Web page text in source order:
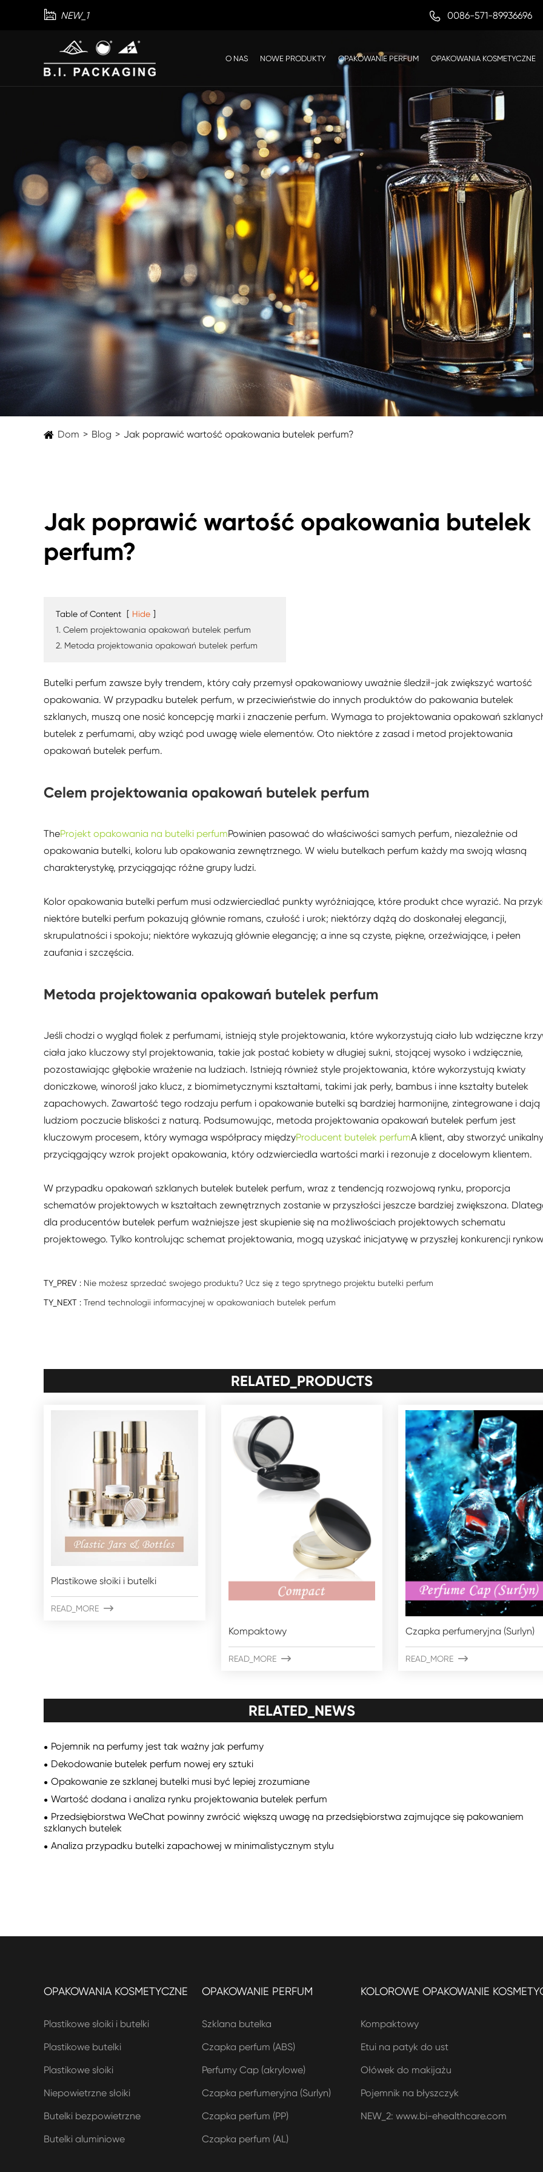
 NEW_1  0086-571-89936696
O NAS NOWE PRODUKTY OPAKOWANIE PERFUM OPAKOWANIA KOSMETYCZNE
Dom Blog Jak poprawić wartość opakowania butelek perfum?
Jak poprawić wartość opakowania butelek
perfum?
Table of Content [ Hide ]
1. Celem projektowania opakowań butelek perfum
2. Metoda projektowania opakowań butelek perfum
Butelki perfum zawsze były trendem, który cały przemysł opakowaniowy uważnie śledził-jak zwiększyć wartość
opakowania. W przypadku butelek perfum, w przeciwieństwie do innych produktów do pakowania butelek
szklanych, muszą one nosić koncepcję marki i znaczenie perfum. Wymaga to projektowania opakowań
butelek z perfumami, aby wziąć pod uwagę wiele elementów. Oto niektóre z zasad i metod projektowania
opakowań butelek perfum.
Celem projektowania opakowań butelek perfum
TheProjekt opakowania na butelki perfumPowinien pasować do właściwości samych perfum, niezależnie od
opakowania butelki, koloru lub opakowania zewnętrznego. W wielu butelkach perfum każdy ma swoją własną
charakterystykę, przyciągając różne grupy ludzi.
Kolor opakowania butelki perfum musi odzwierciedlać punkty wyróżniające, które produkt chce wyrazić. Na
niektóre butelki perfum pokazują głównie romans, czułość i urok; niektórzy dążą do doskonałej elegancji,
skrupulatności i spokoju; niektóre wykazują głównie elegancję; a inne są czyste, piękne, orzeźwiające, i pełen
zaufania i szczęścia.
Metoda projektowania opakowań butelek perfum
Jeśli chodzi o wygląd fiolek z perfumami, istnieją style projektowania, które wykorzystują ciało lub wdzięczne
ciała jako kluczowy styl projektowania, takie jak postać kobiety w długiej sukni, stojącej wysoko i wdzięcznie,
pozostawiając głębokie wrażenie na ludziach. Istnieją również style projektowania, które wykorzystują kwiaty
doniczkowe, winorośl jako klucz, z biomimetycznymi kształtami, takimi jak perły, bambus i inne kształty butelek
zapachowych. Zawartość tego rodzaju perfum i opakowanie butelki są bardziej harmonijne, zintegrowane i dają
ludziom poczucie bliskości z naturą. Podsumowując, metoda projektowania opakowań butelek perfum jest
kluczowym procesem, który wymaga współpracy międzyProducent butelek perfumA klient, aby stworzyć
przyciągający wzrok projekt opakowania, który odzwierciedla wartości marki i rezonuje z docelowym klientem.
W przypadku opakowań szklanych butelek butelek perfum, wraz z tendencją rozwojową rynku, proporcja
schematów projektowych w kształtach zewnętrznych zostanie w przyszłości jeszcze bardziej zwiększona.
dla producentów butelek perfum ważniejsze jest skupienie się na możliwościach projektowych schematu
projektowego. Tylko kontrolując schemat projektowania, mogą uzyskać inicjatywę w przyszłej konkurencji
TY_PREV : Nie możesz sprzedać swojego produktu? Ucz się z tego sprytnego projektu butelki perfum
TY_NEXT : Trend technologii informacyjnej w opakowaniach butelek perfum
RELATED_PRODUCTS
Plastikowe słoiki i butelki
READ_MORE 
Kompaktowy
READ_MORE 
Czapka perfumeryjna (Surlyn)
READ_MORE 
RELATED_NEWS
Pojemnik na perfumy jest tak ważny jak perfumy
Dekodowanie butelek perfum nowej ery sztuki
Opakowanie ze szklanej butelki musi być lepiej zrozumiane
Wartość dodana i analiza rynku projektowania butelek perfum
Przedsiębiorstwa WeChat powinny zwrócić większą uwagę na przedsiębiorstwa zajmujące się pakowaniem
szklanych butelek
Analiza przypadku butelki zapachowej w minimalistycznym stylu
OPAKOWANIA KOSMETYCZNE
Plastikowe słoiki i butelki
Plastikowe butelki
Plastikowe słoiki
Niepowietrzne słoiki
Butelki bezpowietrzne
Butelki aluminiowe
OPAKOWANIE PERFUM
Szklana butelka
Czapka perfum (ABS)
Perfumy Cap (akrylowe)
Czapka perfumeryjna (Surlyn)
Czapka perfum (PP)
Czapka perfum (AL)
KOLOROWE OPAKOWANIE
Kompaktowy
Etui na patyk do ust
Ołówek do makijażu
Pojemnik na błyszczyk
NEW_2: www.bi-ehealthcare.com